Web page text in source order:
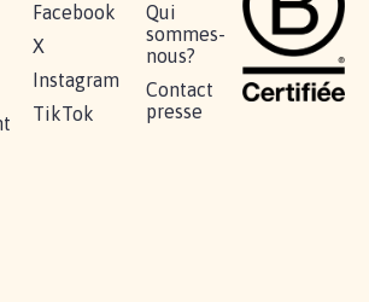
Facebook
X
Instagram
TikTok
Qui
sommes-
nous?
Contact
presse